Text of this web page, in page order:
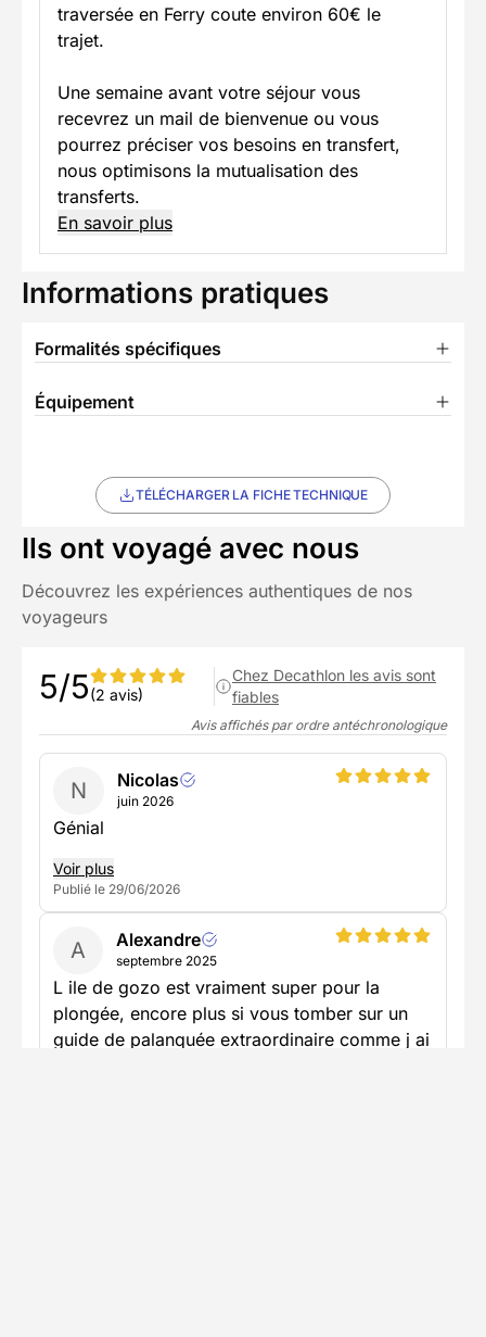
traversée en Ferry coute environ 60€ le
trajet.
Une semaine avant votre séjour vous
recevrez un mail de bienvenue ou vous
pourrez préciser vos besoins en transfert,
nous optimisons la mutualisation des
transferts.
En savoir plus
Informations pratiques
Formalités spécifiques
Équipement
TÉLÉCHARGER LA FICHE TECHNIQUE
Ils ont voyagé avec nous
Découvrez les expériences authentiques de nos
voyageurs
5/5(2 avis)
Chez Decathlon les avis sont
fiables
Avis affichés par ordre antéchronologique
N Nicolas
juin 2026
Génial
Voir plus
Publié le 29/06/2026
A Alexandre
septembre 2025
L ile de gozo est vraiment super pour la
plongée, encore plus si vous tomber sur un
guide de palanquée extraordinaire comme j ai